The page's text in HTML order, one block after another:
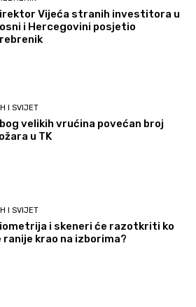
Vijeća stranih investitora u
i Hercegovini posjetio
I SVIJET
velikih vrućina povećan broj
u TK
I SVIJET
i skeneri će razotkriti ko
ranije krao na izborima?